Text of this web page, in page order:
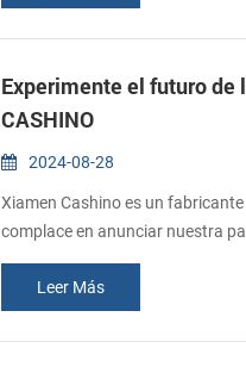
Gracias por su comprensión. ¡Feliz
Experimente el futuro de
CASHINO
2024-08-28
Xiamen Cashino es un
complace en anunciar nuestra
Como fabricante popular en la
nuestros valiosos clientes y
extraordinario evento. Gitex, una
Leer Más